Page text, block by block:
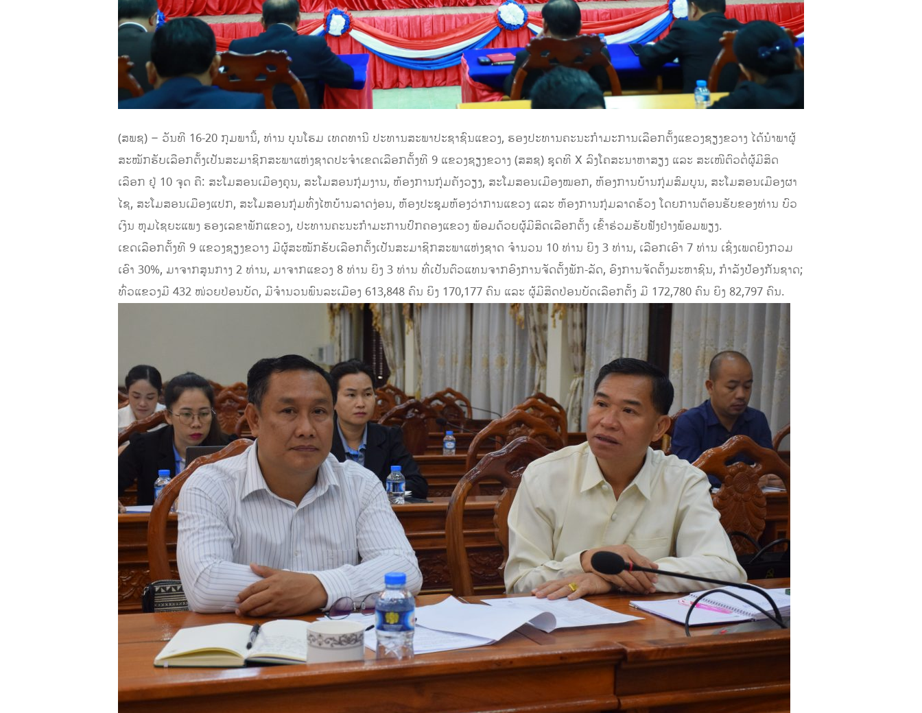
(ສພຊ) – ວັນທີ 16-20 ກຸມພານີ້, ທ່ານ ບຸນໂຮມ ເທດທານີ ປະທານສະພາປະຊາຊົນແຂວງ, ຮອງປະທານຄະນະກຳມະການເລືອກຕັ້ງແຂວງຊຽງຂວາງ ໄດ້ນຳພາຜູ້
ສະໝັກຮັບເລືອກຕັ້ງເປັນສະມາຊິກສະພາແຫ່ງຊາດປະຈຳເຂດເລືອກຕັ້ງທີ 9 ແຂວງຊຽງຂວາງ (ສສຊ) ຊຸດທີ X ລົງໂຄສະນາຫາສຽງ ແລະ ສະເໜີຕົວຕໍ່ຜູ້ມີສິດ
ເລືອກ ຢູ່ 10 ຈຸດ ຄື: ສະໂມສອນເມືອງຄູນ, ສະໂມສອນກຸ່ມງານ, ຫ້ອງການກຸ່ມຄັງວຽງ, ສະໂມສອນເມືອງໝອກ, ຫ້ອງການບ້ານກຸ່ມສົມບູນ, ສະໂມສອນເມືອງຜາ
ໄຊ, ສະໂມສອນເມືອງແປກ, ສະໂມສອນກຸ່ມທົ່ງໄຫບ້ານລາດງ່ອນ, ຫ້ອງປະຊຸມຫ້ອງວ່າການແຂວງ ແລະ ຫ້ອງການກຸ່ມລາດຮ້ວງ ໂດຍການຕ້ອນຮັບຂອງທ່ານ ບົວ
ເງິນ ຫຸມໄຊຍະແພງ ຮອງເລຂາພັກແຂວງ, ປະທານຄະນະກຳມະການປົກຄອງແຂວງ ພ້ອມດ້ວຍຜູ້ມີສິດເລືອກຕັ້ງ ເຂົ້າຮ່ວມຮັບຟັງຢ່າງພ້ອມພຽງ.
ເຂດເລືອກຕັ້ງທີ 9 ແຂວງຊຽງຂວາງ ມີຜູ້ສະໝັກຮັບເລືອກຕັ້ງເປັນສະມາຊິກສະພາແຫ່ງຊາດ ຈຳນວນ 10 ທ່ານ ຍິງ 3 ທ່ານ, ເລືອກເອົາ 7 ທ່ານ ເຊິ່ງເພດຍິງກວມ
ເອົາ 30%, ມາຈາກສູນກາງ 2 ທ່ານ, ມາຈາກແຂວງ 8 ທ່ານ ຍິງ 3 ທ່ານ ທີ່ເປັນຕົວແທນຈາກອົງການຈັດຕັ້ງພັກ-ລັດ, ອົງການຈັດຕັ້ງມະຫາຊົນ, ກໍາລັງປ້ອງກັນຊາດ;
ທົ່ວແຂວງມີ 432 ໜ່ວຍປ່ອນບັດ, ມີຈໍານວນພົນລະເມືອງ 613,848 ຄົນ ຍິງ 170,177 ຄົນ ແລະ ຜູ້ມີສິດປ່ອນບັດເລືອກຕັ້ງ ມີ 172,780 ຄົນ ຍິງ 82,797 ຄົນ.